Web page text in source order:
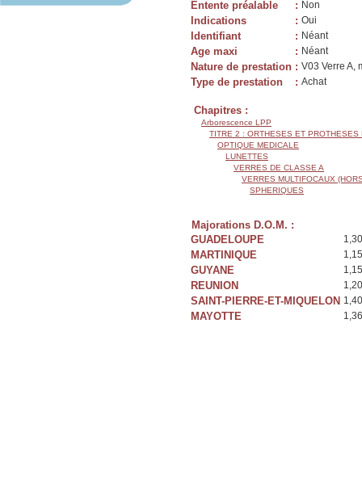
Entente préalable : Non
Indications : Oui
Identifiant : Néant
Age maxi : Néant
Nature de prestation : V03 Verre A,
Type de prestation : Achat
Chapitres :
Arborescence LPP
TITRE 2 : ORTHESES ET PROTHESES
OPTIQUE MEDICALE
LUNETTES
VERRES DE CLASSE A
VERRES MULTIFOCAUX
SPHERIQUES
Majorations D.O.M. :
GUADELOUPE
MARTINIQUE
GUYANE
REUNION
SAINT-PIERRE-ET-MIQUELON
MAYOTTE